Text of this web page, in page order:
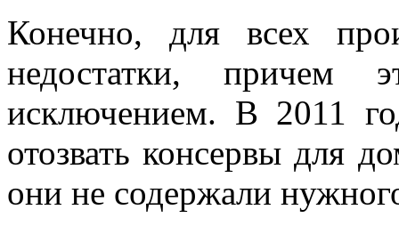
Конечно, для всех
недостатки, причем
исключением. В 2011
отозвать консервы для
они не содержали